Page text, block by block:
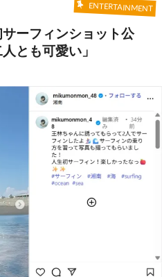
ENTERTAINMENT
ーフィンショット公
とも可愛い」